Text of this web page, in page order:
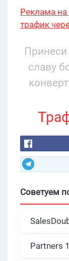
Реклама на
трафик
славу
Советуем